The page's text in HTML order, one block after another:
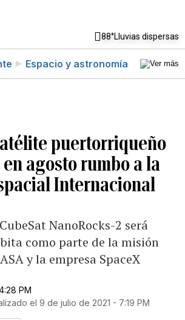
88°Lluvias dispersas
Espacio y astronomía
puertorriqueño
agosto rumbo a la
Internacional
NanoRocks-2 será
como parte de la misión
y la empresa SpaceX
PM
el 9 de julio de 2021 - 7:19 PM